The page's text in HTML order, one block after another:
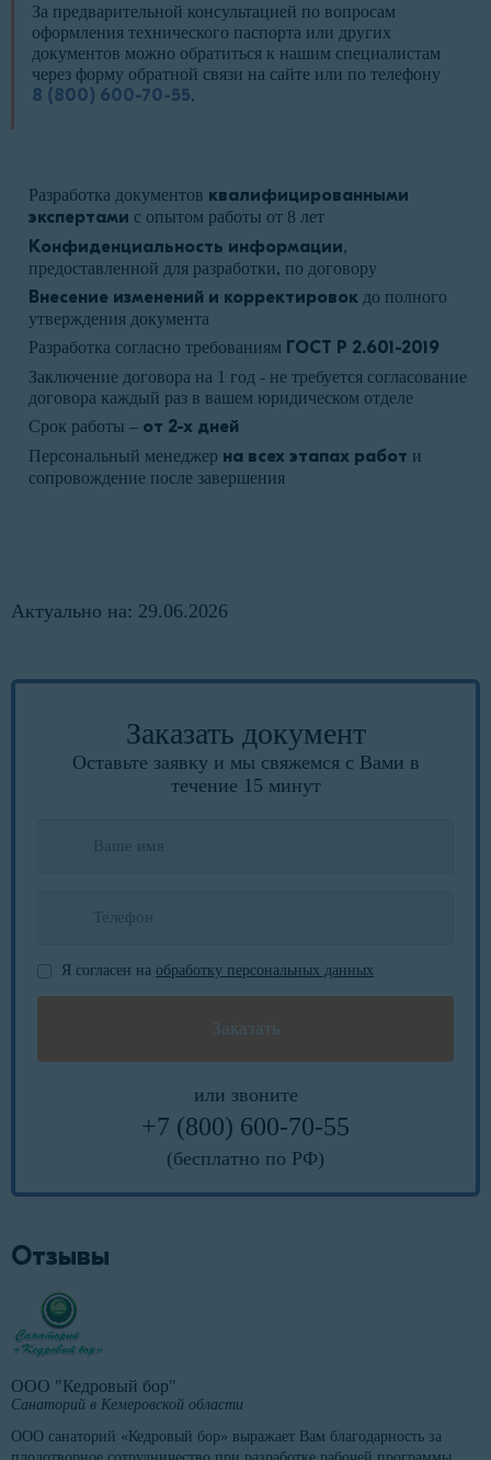
За предварительной консультацией по вопросам
оформления технического паспорта или других
документов можно обратиться к нашим специалистам
через форму обратной связи на сайте или по телефону
8 (800) 600-70-55.
Разработка документов квалифицированными
экспертами с опытом работы от 8 лет
Конфиденциальность информации,
предоставленной для разработки, по договору
Внесение изменений и корректировок до полного
утверждения документа
Разработка согласно требованиям ГОСТ Р 2.601-2019
Заключение договора на 1 год - не требуется согласование
договора каждый раз в вашем юридическом отделе
Срок работы – от 2-х дней
Персональный менеджер на всех этапах работ и
сопровождение после завершения
Актуально на: 29.06.2026
Заказать документ
Оставьте заявку и мы свяжемся с Вами в
течение 15 минут
Я согласен на обработку персональных данных
или звоните
+7 (800) 600-70-55
(бесплатно по РФ)
Отзывы
ООО "Кедровый бор"
Санаторий в Кемеровской области
ООО санаторий «Кедровый бор» выражает Вам благодарность за